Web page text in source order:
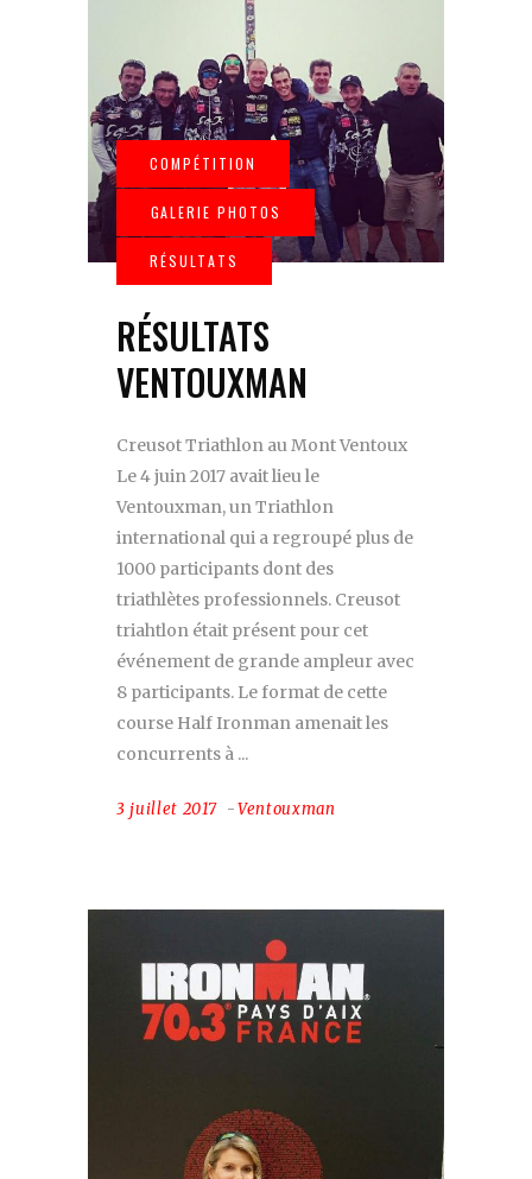
RÉSULTATS
VENTOUXMAN
Creusot Triathlon au Mont Ventoux
Le 4 juin 2017 avait lieu le
Ventouxman, un Triathlon
international qui a regroupé plus de
1000 participants dont des
triathlètes professionnels. Creusot
triahtlon était présent pour cet
événement de grande ampleur avec
8 participants. Le format de cette
course Half Ironman amenait les
concurrents à
3 juillet 2017 Ventouxman